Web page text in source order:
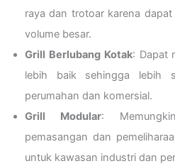
raya dan trotoar karena
volume besar.
Grill Berlubang Kotak: Dapat
lebih baik sehingga lebih
perumahan dan komersial.
Grill Modular:
pemasangan dan
untuk kawasan industri dan